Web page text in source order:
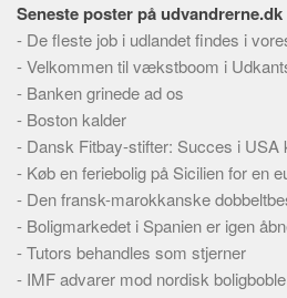
Dokumenttyper
Emner
Skribenter
Personer
Steder
Kilder
Om
Webstedet
Seneste poster på udvandrerne.dk
- De fleste job i udlandet findes i
-Velkommen til vækstboom i
- Banken grinede ad os
- Boston kalder
- Dansk Fitbay-stifter: Succes i
- Køb en feriebolig på Sicilien for en
- Den fransk-marokkanske
- Boligmarkedet i Spanien er igen
-Tutors behandles som stjerner
- IMF advarer mod nordisk boligboble